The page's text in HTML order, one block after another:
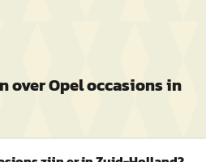
overOpeloccasions in